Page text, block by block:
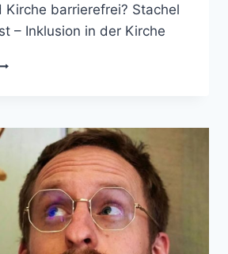
Kirche barrierefrei? Stachel
– Inklusion in der Kirche